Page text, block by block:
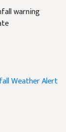
warning
Weather Alert